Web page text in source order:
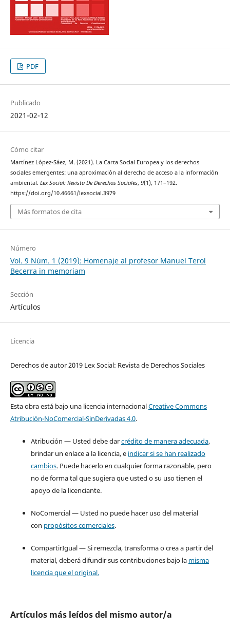
PDF
Publicado
2021-02-12
Cómo citar
Martínez López-Sáez, M. (2021). La Carta Social Europea y los derechos
sociales emergentes: una aproximación al derecho de acceso a la información
ambiental. Lex Social: Revista De Derechos Sociales, 9(1), 171–192.
https://doi.org/10.46661/lexsocial.3979
Más formatos de cita
Número
Vol. 9 Núm. 1 (2019): Homenaje al profesor Manuel Terol
Becerra in memoriam
Sección
Artículos
Licencia
Derechos de autor 2019 Lex Social: Revista de Derechos Sociales
Esta obra está bajo una licencia internacionalCreative Commons
Atribución-NoComercial-SinDerivadas 4.0.
Atribución — Usted debe darcrédito de manera adecuada,
brindar un enlace a la licencia, e indicar si se han realizado
cambios. Puede hacerlo en cualquier forma razonable, pero
no de forma tal que sugiera que usted o su uso tienen el
apoyo de la licenciante.
NoComercial — Usted no puede hacer uso del material
con propósitos comerciales.
CompartirIgual — Si remezcla, transforma o crea a partir del
material, deberá difundir sus contribuciones bajo la misma
licencia que el original.
Artículos más leídos del mismo autor/a